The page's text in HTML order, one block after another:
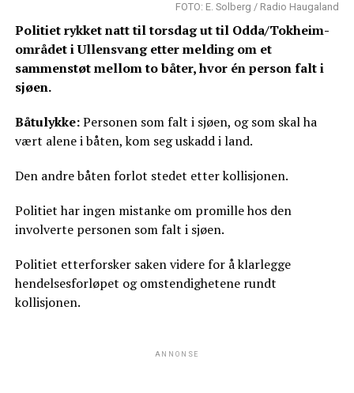
FOTO: E. Solberg / Radio Haugaland
Politiet rykket natt til torsdag ut til Odda/Tokheim-
området i Ullensvang etter melding om et
sammenstøt mellom to båter, hvor én person falt i
sjøen.
Båtulykke:Personen som falt i sjøen, og som skal ha
vært alene i båten, kom seg uskadd i land.
Den andre båten forlot stedet etter kollisjonen.
Politiet har ingen mistanke om promille hos den
involverte personen som falt i sjøen.
Politiet etterforsker saken videre for å klarlegge
hendelsesforløpet og omstendighetene rundt
kollisjonen.
ANNONSE